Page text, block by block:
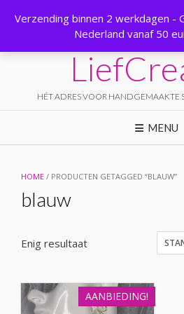
Verzending binnen 2 werkdagen -
Nederland vanaf 50
naar
inhoud
HÉT ADRES VOOR HANDGEMAAKTE
MENU
HOME / PRODUCTEN GETAGGED “BLAUW”
blauw
Enig resultaat
AANBIEDING!